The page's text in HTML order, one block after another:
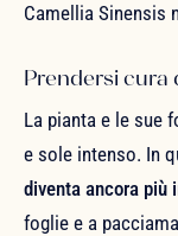
Camellia Sinensis
Prendersi cura
La pianta e le sue
e sole intenso. In
diventa ancora più
foglie e a